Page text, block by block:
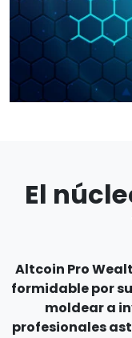
El
Altcoin Pro
formidable por
moldear a
profesionales